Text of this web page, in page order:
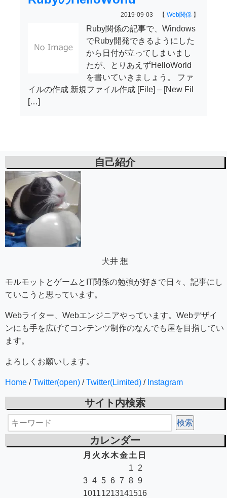
2019-09-03 【 Web関係 】
Ruby関係の記事で、Windows
でRuby開発できるようにした
から日付が立ってしまいまし
たが、とりあえずHelloWorld
を書いていきましょう。 ファ
イルの作成 新規ファイル作成 [File] – [New Fil
[…]
自己紹介
犬井 想
モルモットとゲームとIT関係の勉強が好きで日々、記事にし
ていこうと思っています。
Webライター、Webエンジニアやっています。Webデザイ
ンにも手を広げてコンテンツ制作のなんでも屋を目指してい
ます。
よろしくお願いします。
Home /Twitter(open) /Twitter(Limited) / Instagram
サイト内検索
カレンダー
月 火 水木金 土 日
1
2
3 4 5 6 7 8 9
10111213141516